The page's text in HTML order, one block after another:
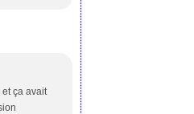
ça avait